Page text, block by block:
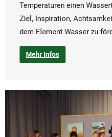
Temperaturen einen
Ziel, Inspiration,
dem Element Wasser zu
Mehr Infos